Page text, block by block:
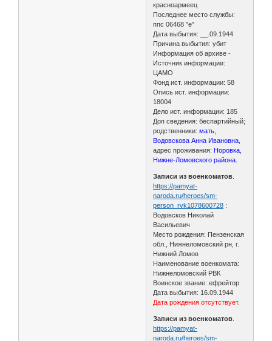
красноармеец
Последнее место службы:
ппс 06468 "е"
Дата выбытия: __.09.1944
Причина выбытия: убит
Информация об архиве -
Источник информации:
ЦАМО
Фонд ист. информации: 58
Опись ист. информации:
18004
Дело ист. информации: 185
Доп сведения: беспартийный;
родственники:мать,
Водовскова Анна Ивановна
адрес проживания: Норовка,
Нижне-Ломовского района.
Записи из военкоматов
https://pamyat-
naroda.ru/heroes/sm-
person_rvk1078600728 :
Водовсков Николай
Васильевич
Место рождения: Пензенская
обл., Нижнеломовский рн, г.
Нижний Ломов
Наименование военкомата:
Нижнеломовский РВК
Воинское звание: ефрейтор
Дата выбытия: 16.09.1944
Дата рождения отсутствует.
Записи из военкоматов
https://pamyat-
naroda.ru/heroes/sm-